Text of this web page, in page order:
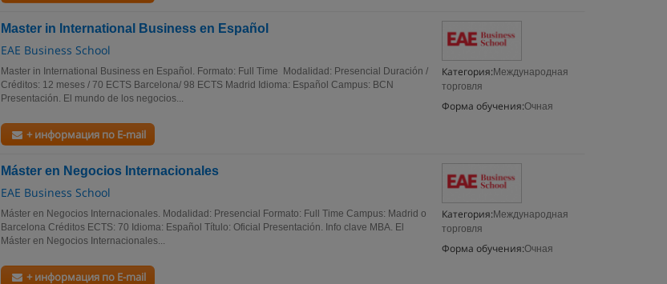
Master in International Business en Español
EAE Business School
Категория: Международная
торговля
Форма обучения:Очная
Master in International Business en Español. Formato: Full Time Modalidad: Presencial Duración /
Créditos: 12 meses / 70 ECTS Barcelona/ 98 ECTS Madrid Idioma: Español Campus: BCN
Presentación. El mundo de los negocios...
+ информация по E-mail
Máster en Negocios Internacionales
EAE Business School
Категория: Международная
торговля
Форма обучения:Очная
Máster en Negocios Internacionales. Modalidad: Presencial Formato: Full Time Campus: Madrid o
Barcelona Créditos ECTS: 70 Idioma: Español Título: Oficial Presentación. Info clave MBA. El
Máster en Negocios Internacionales...
+ информация по E-mail